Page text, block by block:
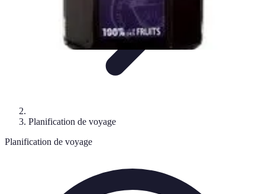
Planification de voyage
Planification de voyage